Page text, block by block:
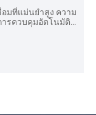
มที่แม่นยำสูง ความ
รควบคุมอัตโนมัติ